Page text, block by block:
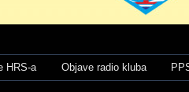
HRS-a Objave radio kluba